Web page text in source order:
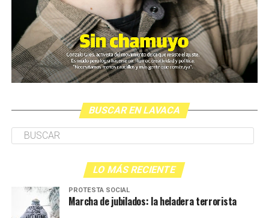
BUSCAR EN LAVACA
LO MÁS RECIENTE
PROTESTA SOCIAL
Marcha de jubilados: la heladera terrorista